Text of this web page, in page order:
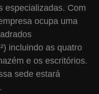
especializadas. Com
ocupa uma
incluindo as quatro
e os escritórios.
sede estará